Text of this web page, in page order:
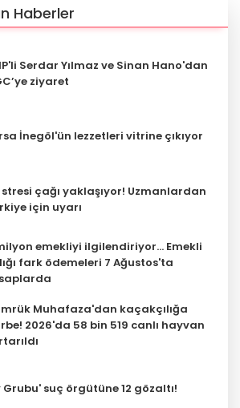
Haberler
Serdar Yılmaz ve Sinan Hano'dan
ziyaret
İnegöl'ün lezzetleri vitrine çıkıyor
stresi çağı yaklaşıyor! Uzmanlardan
için uyarı
emekliyi ilgilendiriyor... Emekli
fark ödemeleri 7 Ağustos'ta
Muhafaza'dan kaçakçılığa
2026'da 58 bin 519 canlı hayvan
Grubu' suç örgütüne 12 gözaltı!